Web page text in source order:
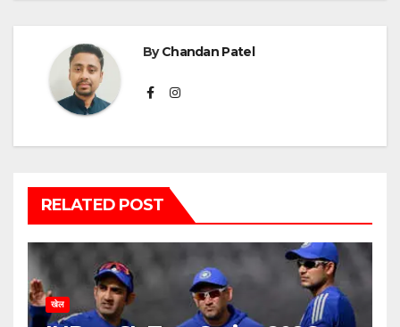
ByChandan Patel
RELATED POST
खेल